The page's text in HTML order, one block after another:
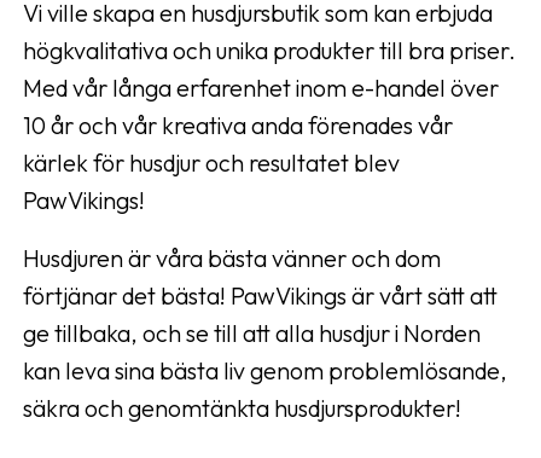
Vi ville skapa en husdjursbutik som kan erbjuda
högkvalitativa och unika produkter till bra priser.
Med vår långa erfarenhet inom e-handel över
10 år och vår kreativa anda förenades vår
kärlek för husdjur och resultatet blev
PawVikings!
Husdjuren är våra bästa vänner och dom
förtjänar det bästa! PawVikings är vårt sätt att
ge tillbaka, och se till att alla husdjur i Norden
kan leva sina bästa liv genom problemlösande,
säkra och genomtänkta husdjursprodukter!